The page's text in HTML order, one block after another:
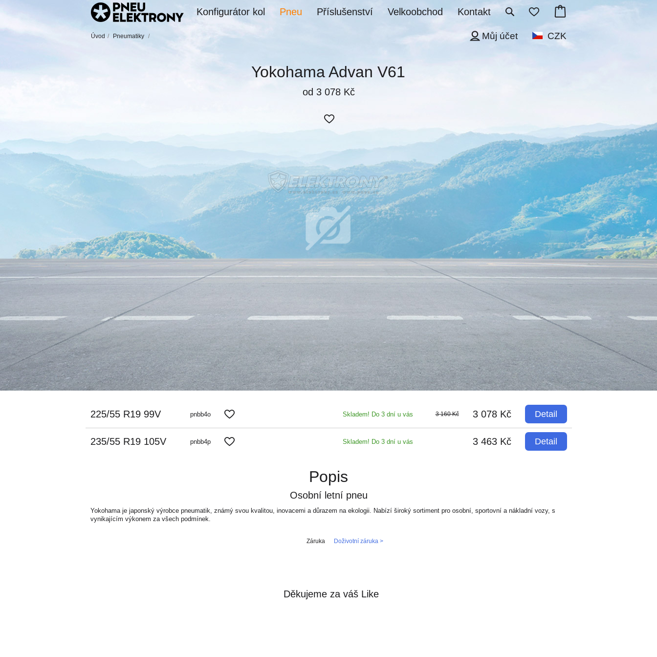
Kontakt
Velkoobchod
Příslušenství
Pneu
Konfigurátor kol
Úvod / Pneumatiky / CZK
Můj účet
Yokohama Advan V61
od 3 078 Kč
225/55 R19 99V pnbb4o Skladem! Do 3 dní u vás 3 160 Kč 3 078 Kč Detail
235/55 R19 105V pnbb4p Skladem! Do 3 dní u vás 3 463 Kč Detail
Popis
Osobní letní pneu
Yokohama je japonský výrobce pneumatik, známý svou kvalitou, inovacemi a důrazem na ekologii. Nabízí široký sortiment pro osobní, sportovní a nákladní vozy, s
vynikajícím výkonem za všech podmínek.
Záruka Doživotní záruka >
Děkujeme za váš Like